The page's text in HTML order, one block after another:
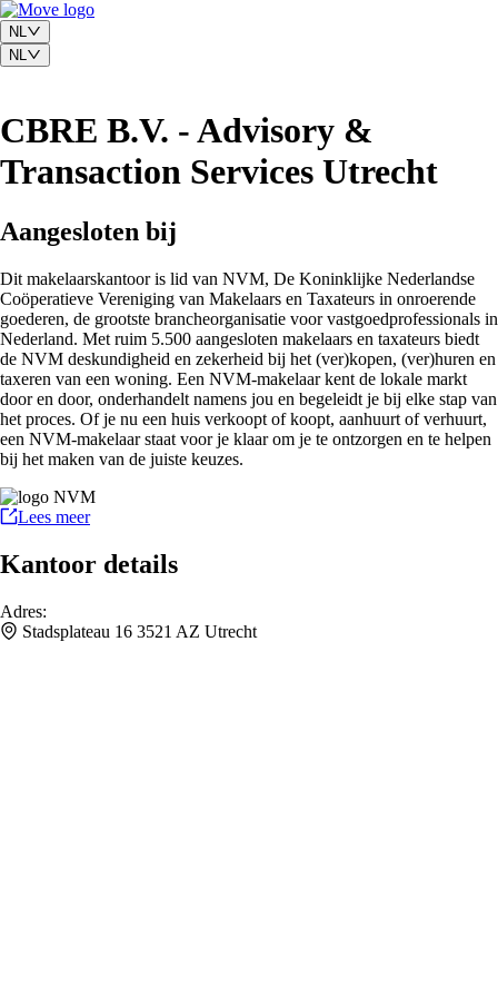
NL
NL
CBRE B.V. - Advisory &
Transaction Services Utrecht
Aangesloten bij
Dit makelaarskantoor is lid van NVM, De Koninklijke Nederlandse
Coöperatieve Vereniging van Makelaars en Taxateurs in onroerende
goederen, de grootste brancheorganisatie voor vastgoedprofessionals in
Nederland. Met ruim 5.500 aangesloten makelaars en taxateurs biedt
de NVM deskundigheid en zekerheid bij het (ver)kopen, (ver)huren en
taxeren van een woning. Een NVM-makelaar kent de lokale markt
door en door, onderhandelt namens jou en begeleidt je bij elke stap van
het proces. Of je nu een huis verkoopt of koopt, aanhuurt of verhuurt,
een NVM-makelaar staat voor je klaar om je te ontzorgen en te helpen
bij het maken van de juiste keuzes.
Lees meer
Kantoor details
Adres:
Stadsplateau 16 3521 AZ Utrecht